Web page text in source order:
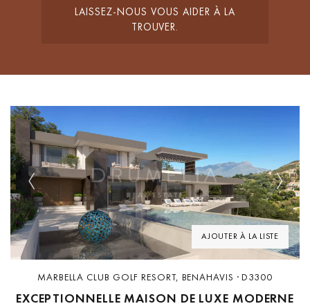
LAISSEZ-NOUS VOUS AIDER À LA
TROUVER.
AJOUTER À LA LISTE
Previous Next
MARBELLA CLUB GOLF RESORT, BENAHAVIS · D3300
EXCEPTIONNELLE MAISON DE LUXE MODERNE